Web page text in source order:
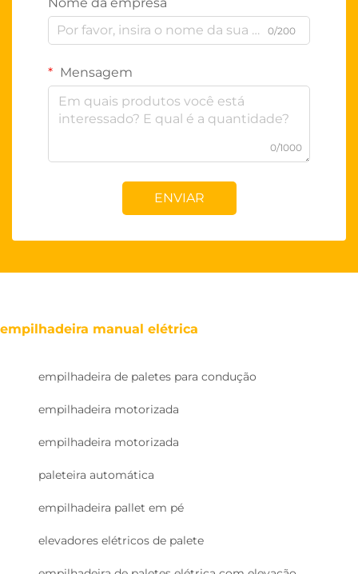
0/200
Mensagem
0/1000
ENVIAR
empilhadeira manual elétrica
empilhadeira de paletes para condução
empilhadeira motorizada
empilhadeira motorizada
paleteira automática
empilhadeira pallet em pé
elevadores elétricos de palete